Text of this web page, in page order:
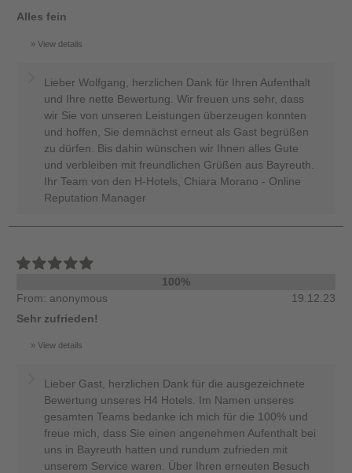
Alles fein
View details
Lieber Wolfgang, herzlichen Dank für Ihren Aufenthalt
und Ihre nette Bewertung. Wir freuen uns sehr, dass
wir Sie von unseren Leistungen überzeugen konnten
und hoffen, Sie demnächst erneut als Gast begrüßen
zu dürfen. Bis dahin wünschen wir Ihnen alles Gute
und verbleiben mit freundlichen Grüßen aus Bayreuth.
Ihr Team von den H-Hotels, Chiara Morano - Online
Reputation Manager
100%
From: anonymous
19.12.23
Sehr zufrieden!
View details
Lieber Gast, herzlichen Dank für die ausgezeichnete
Bewertung unseres H4 Hotels. Im Namen unseres
gesamten Teams bedanke ich mich für die 100% und
freue mich, dass Sie einen angenehmen Aufenthalt bei
uns in Bayreuth hatten und rundum zufrieden mit
unserem Service waren. Über Ihren erneuten Besuch